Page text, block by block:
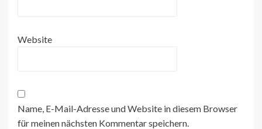
Website
Name, E-Mail-Adresse und Website in diesem Browser
für meinen nächsten Kommentar speichern.